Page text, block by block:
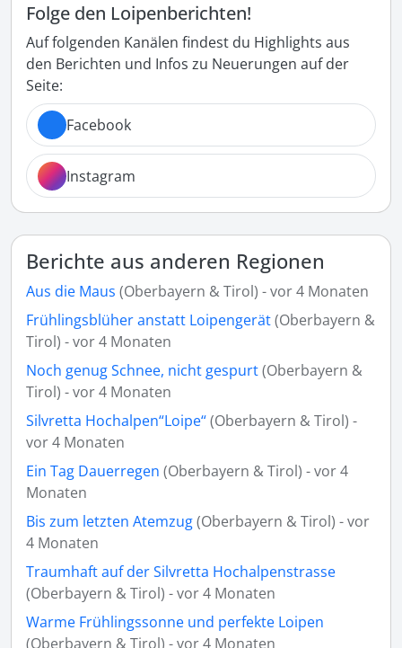
Folge den Loipenberichten!
Auf folgenden Kanälen findest du Highlights aus
den Berichten und Infos zu Neuerungen auf der
Seite:
Facebook
Instagram
Berichte aus anderen Regionen
Aus die Maus (Oberbayern & Tirol) - vor 4 Monaten
Frühlingsblüher anstatt Loipengerät(Oberbayern &
Tirol) - vor 4 Monaten
Noch genug Schnee, nicht gespurt(Oberbayern &
Tirol) - vor 4 Monaten
Silvretta Hochalpen“Loipe“(Oberbayern & Tirol) -
vor 4 Monaten
Ein Tag Dauerregen (Oberbayern & Tirol) - vor 4
Monaten
Bis zum letzten Atemzug(Oberbayern & Tirol) - vor
4 Monaten
Traumhaft auf der Silvretta Hochalpenstrasse
(Oberbayern & Tirol) - vor 4 Monaten
Warme Frühlingssonne und perfekte Loipen
(Oberbayern & Tirol) - vor 4 Monaten